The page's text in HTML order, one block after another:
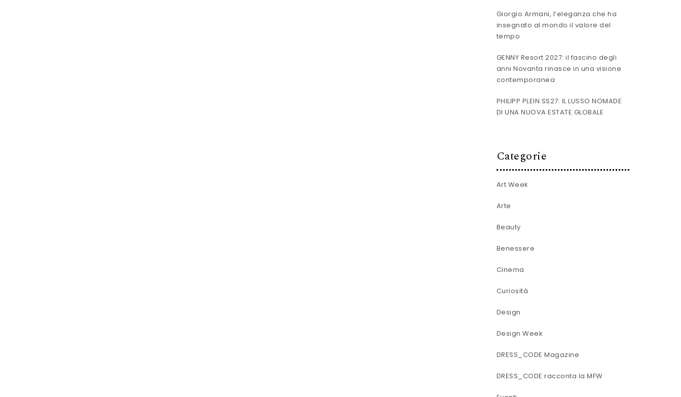
Giorgio Armani, l’eleganza che ha
insegnato al mondo il valore del
tempo
GENNY Resort 2027: il fascino degli
anni Novanta rinasce in una visione
contemporanea
PHILIPP PLEIN SS27: IL LUSSO NOMADE
DI UNA NUOVA ESTATE GLOBALE
Categorie
Art Week
Arte
Beauty
Benessere
Cinema
Curiosità
Design
Design Week
DRESS_CODE Magazine
DRESS_CODE racconta la MFW